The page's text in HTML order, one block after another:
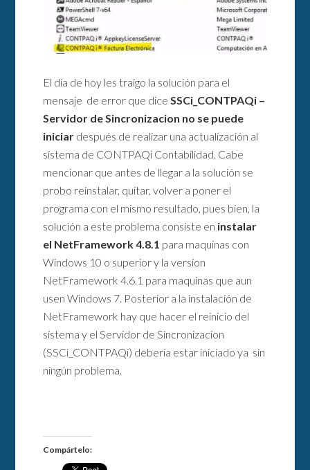
El día de hoy les traigo la solución para el
mensaje de error que diceSSCi_CONTPAQi –
Servidor de Sincronizacion no se puede
iniciar después de realizar una actualización al
sistema de CONTPAQi Contabilidad. Cabe
mencionar que antes de llegar a la solución se
probo reinstalar, quitar, volver a poner el
programa con el mismo resultado, pues bien, la
solución a este problema consiste en instalar
el NetFramework 4.8.1 para maquinas con
Windows 10 o superior y la version
NetFramework 4.6.1 para maquinas que aun
usen Windows 7. Posterior a la instalación de
NetFramework hay que hacer el reinicio del
sistema y el Servidor de Sincronizacion
(SSCi_CONTPAQi) debería estar iniciado ya sin
ningún problema.
Compártelo: